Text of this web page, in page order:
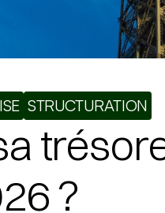
STRUCTURATION
?